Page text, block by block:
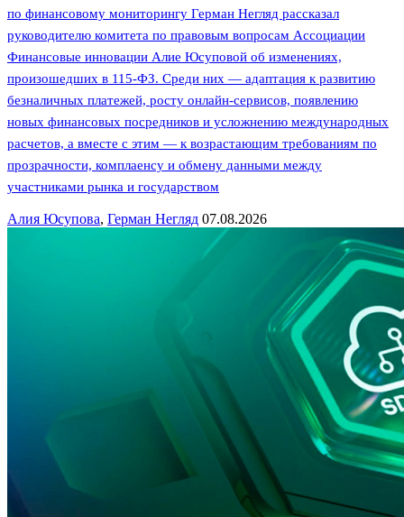
по финансовому мониторингу Герман Негляд рассказал
руководителю комитета по правовым вопросам Ассоциации
Финансовые инновации Алие Юсуповой об изменениях,
произошедших в 115-ФЗ. Среди них — адаптация к развитию
безналичных платежей, росту онлайн-сервисов, появлению
новых финансовых посредников и усложнению международных
расчетов, а вместе с этим — к возрастающим требованиям по
прозрачности, комплаенсу и обмену данными между
участниками рынка и государством
Алия Юсупова, Герман Негляд 07.08.2026